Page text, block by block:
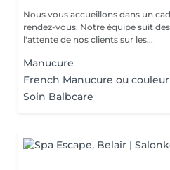
Nous vous accueillons dans un
rendez-vous. Notre équipe suit
l'attente de nos clients sur les...
Manucure
French Manucure ou couleur
Soin Balbcare